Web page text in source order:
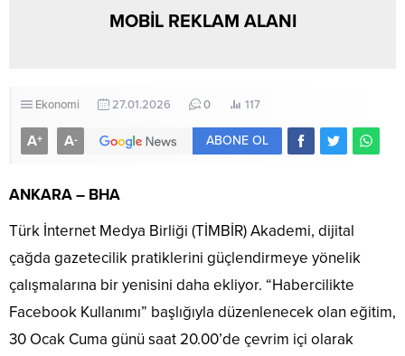
MOBİL REKLAM ALANI
Ekonomi 27.01.2026 0 117
A+ A- ABONE OL
ANKARA – BHA
Türk İnternet Medya Birliği (TİMBİR) Akademi, dijital
çağda gazetecilik pratiklerini güçlendirmeye yönelik
çalışmalarına bir yenisini daha ekliyor. “Habercilikte
Facebook Kullanımı” başlığıyla düzenlenecek olan eğitim,
30 Ocak Cuma günü saat 20.00’de çevrim içi olarak